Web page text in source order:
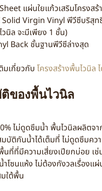
แผ่นใยแก้วเสริมโครงสร้
Virgin Vinyl พีวีซีบริสุท
นิล จะมีเพียง 1 ชั้น)
Back ชั้นฐานพีวีซีล่างสุด
มเกี่ยวกับ โครงสร้างพื้นไวนิล
ของพื้นไวนิล
ไม่ดูดซึมน้ำ พื้นไวนิลผลิตจา
ติกันน้ำได้เต็มที่ ไม่ดูดซึมคว
นที่ที่มีความเสี่ยงเปียกบ่อย เ
ำโซนแห้ง ไม่ต้องกังวลเรื่องแ
มใต้พื้น